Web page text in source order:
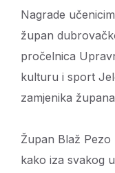
Nagrade
župan
pročelnica
kulturu i sport
zamjenika
Župan Blaž
kako iza svakog